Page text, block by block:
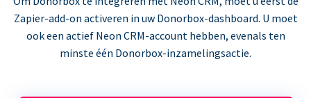
Zapier-add-on activeren in uw Donorbox-dashboard. U moet
ook een actief Neon CRM-account hebben, evenals ten
minste één Donorbox-inzamelingsactie.